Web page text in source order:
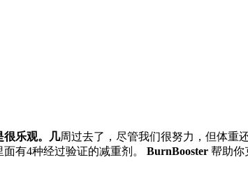
很乐观。几周过去了，尽管我们很努力，但体重
有4种经过验证的减重剂。
BurnBooster 帮助你